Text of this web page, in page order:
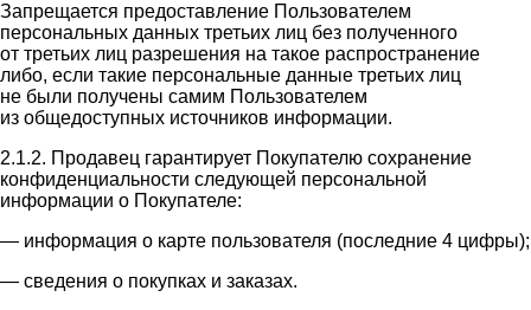
Запрещается предоставление Пользователем
персональных данных третьих лиц без полученного
от третьих лиц разрешения на такое распространение
либо, если такие персональные данные третьих лиц
не были получены самим Пользователем
из общедоступных источников информации.
2.1.2. Продавец гарантирует Покупателю сохранение
конфиденциальности следующей персональной
информации о Покупателе:
— информация о карте пользователя (последние 4 цифры);
— сведения о покупках и заказах.